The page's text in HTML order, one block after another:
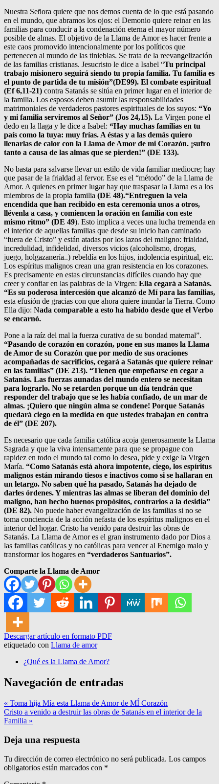
Nuestra Señora quiere que nos demos cuenta de lo que está pasando
en el mundo, que abramos los ojos: el Demonio quiere reinar en las
familias para conducir a la condenación eterna el mayor número
posible de almas. El objetivo de la Llama de Amor es hacer frente a
este caos promovido intencionalmente por los políticos que
pertenecen al mundo de las tinieblas. Se trata de la reevangelización
de las familias cristianas. Jesucristo le dice a Isabel “Tu principal
trabajo misionero seguirá siendo tu propia familia. Tu familia es
el punto de partida de tu misión”(DE99). El combate espiritual
(Ef 6,11-21) contra Satanás se sitúa en primer lugar en el interior de
la familia. Los esposos deben asumir las responsabilidades
matrimoniales de verdaderos pastores espirituales de los suyos: “Yo
y mi familia serviremos al Señor” (Jos 24,15). La Virgen pone el
dedo en la llaga y le dice a Isabel: “Hay muchas familias en tu
país como la tuya: muy frías. A éstas y a las demás quiero
llenarlas de calor con la Llama de Amor de mi Corazón. ¡sufro
tanto a causa de las almas que se pierden!” (DE 133).
No basta para salvarse llevar un estilo de vida familiar mediocre; hay
que pasar de la frialdad al fervor. Ese es el “método” de la Llama de
Amor. A quienes en primer lugar hay que traspasar la Llama es a los
miembros de la propia familia (DE 48).“Entreguen la vela
encendida que han recibido en esta ceremonia unos a otros,
llévenla a casa, y comiencen la oración en familia con este
mismo ritmo” (DE 49). Esto implica a veces una lucha tremenda en
el interior de aquellas familias que desde su inicio han caminado
“fuera de Cristo” y están atadas por los lazos del maligno: frialdad,
incredulidad, infidelidad, diversos vicios (alcoholismo, drogas,
juego, holgazanería..) rebeldía en los hijos, indolencia espiritual, etc.
Los espíritus malignos crean una gran resistencia en los corazones.
Es precisamente en estas circunstancias difíciles cuando hay que
creer y confiar en las palabras de la Virgen: Ella cegará a Satanás.
“Es su poderosa intercesión que alcanzó de Mí para las familias,
esta efusión de gracias con que ahora quiere inundar la Tierra. Como
Ella dijo: Nada comparable a esto ha habido desde que el Verbo
se encarnó.
Pone a la raíz del mal la fuerza curativa de su bondad maternal”.
“Pasando de corazón en corazón, pone en sus manos la Llama
de Amor de su Corazón que por medio de sus oraciones
acompañadas de sacrificios, cegará a Satanás que quiere reinar
en las familias” (DE 213). “Tienen que empeñarse en cegar a
Satanás. Las fuerzas aunadas del mundo entero se necesitan
para lograrlo. No se retarden porque un día tendrán que
responder del trabajo que se les había confiado, de un mar de
almas. ¡Quiero que ningún alma se condene! Porque Satanás
quedará ciego en la medida en que ustedes trabajan en contra
de él” (DE 207).
Es necesario que cada familia católica acoja generosamente la Llama
Sagrada y que la viva intensamente para que se propague con
rapidez en todo el mundo tal como lo desea, pide y exige la Virgen
María. “Como Satanás está ahora impotente, ciego, los espíritus
malignos están mirando tiesos e inactivos como si se hallaran en
un letargo. No saben qué ha pasado, Satanás ha dejado de
darles órdenes. Y mientras las almas se liberan del dominio del
maligno, han hecho buenos propósitos, contrarios a la desidia”
(DE 82). No puede haber evangelización de las familias si no se
toma conciencia de la acción nefasta de los espíritus malignos en el
interior del hogar. Cristo ha venido para destruir las obras de
Satanás. La Llama de Amor es el gran instrumento dado por Dios a
las familias católicas y no católicas para vencer al Enemigo malo y
transformar los hogares en “verdaderos Santuarios”.
Comparte la Llama de Amor
Descargar artículo en formato PDF
etiquetado con Llama de amor
¿Qué es la Llama de Amor?
Navegación de entradas
« Toma hija Mía esta Llama de Amor de MÍ Corazón
Cristo a venido a destruir las obras de Satanás en el interior de la
Familia »
Deja una respuesta
Tu dirección de correo electrónico no será publicada. Los campos
obligatorios están marcados con *